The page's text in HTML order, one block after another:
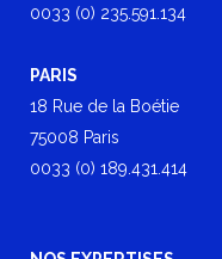
0033 (0) 235.591.134
PARIS
18 Rue de la Boétie
75008 Paris
0033 (0) 189.431.414